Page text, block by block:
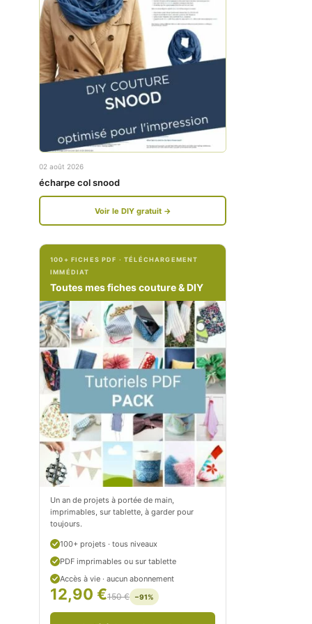
w
w
f
e
b
o
.
c
o
m
t
i
t
i
t
r
o
w
w
.
i
t
g
m
.
c
o
m
/
e
t
i
c
i
t
r
02 août 2026
écharpe col snood
Voir le DIY gratuit →
100+ FICHES PDF · TÉLÉCHARGEMENT
IMMÉDIAT
Toutes mes fiches couture & DIY
Un an de projets à portée de main,
imprimables, sur tablette, à garder pour
toujours.
100+ projets · tous niveaux
PDF imprimables ou sur tablette
Accès à vie · aucun abonnement
12,90 €150 € −91%